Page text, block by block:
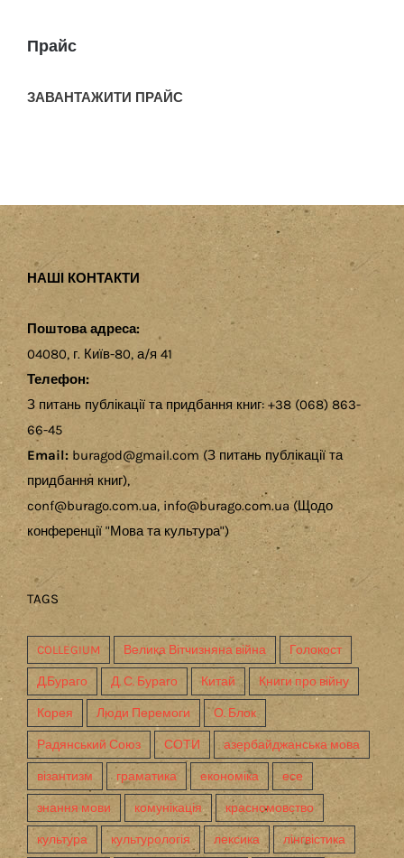
Прайс
ЗАВАНТАЖИТИ ПРАЙС
НАШІ КОНТАКТИ
Поштова адреса:
04080, г. Київ-80, а/я 41
Телефон:
З питань публікації та придбання книг: +38 (068) 863-
66-45
Email: buragod@gmail.com (З питань публікації та
придбання книг),
conf@burago.com.ua, info@burago.com.ua (Щодо
конференції "Мова та культура")
TAGS
COLLEGIUM Велика Вітчизняна війна Голокост
Д.Бураго Д. С. Бураго Китай Книги про війну
Корея Люди Перемоги О. Блок
Радянський Союз СОТИ азербайджанська мова
візантизм граматика економіка есе
знання мови комунікація красномовство
культура культурологія лексика лінгвістика